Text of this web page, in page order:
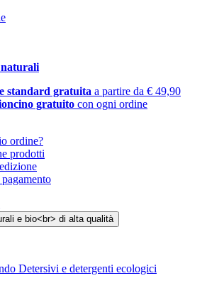
naturali
standard gratuita a partire da € 49,90
gratuito con ogni ordine
ordine?
prodotti
Detersivi e detergenti ecologici